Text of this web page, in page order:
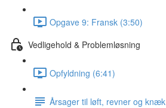
Opgave 9: Fransk (3:50)
Vedligehold & Problemløsning
Opfyldning (6:41)
Årsager til løft, revner og knæk